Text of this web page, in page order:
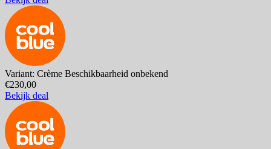
Variant: Crème Beschikbaarheid onbekend
€230,00
Bekijk deal